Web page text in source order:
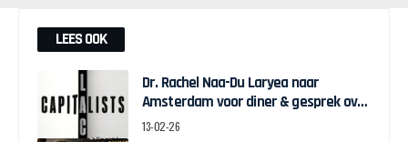
LEES OOK
Dr. Rachel Naa-Du Laryea naar
Amsterdam voor diner & gesprek over
Black Economic Empowerment
13-02-26